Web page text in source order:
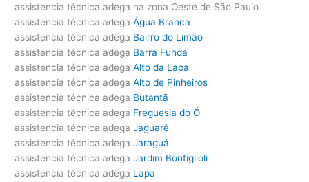
assistencia técnica adega na zona Oeste de São Paulo
assistencia técnica adega Água Branca
assistencia técnica adega Bairro do Limão
assistencia técnica adega Barra Funda
assistencia técnica adega Alto da Lapa
assistencia técnica adega Alto de Pinheiros
assistencia técnica adega Butantã
assistencia técnica adega Freguesia do Ó
assistencia técnica adega Jaguaré
assistencia técnica adega Jaraguá
assistencia técnica adega Jardim Bonfiglioli
assistencia técnica adega Lapa